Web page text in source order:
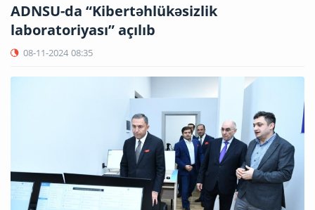
ADNSU-da “Kibertəhlükəsizlik
laboratoriyası” açılıb
08-11-2024 08:35